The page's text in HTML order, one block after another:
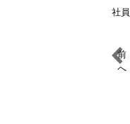
社
前
へ